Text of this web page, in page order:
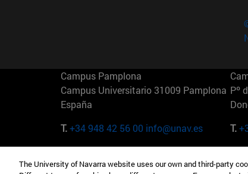
Campus Pamplona
Campus Universitario 31009 Pamplona
España
T.+34 948 42 56 00 info@unav.es
Pº
T.
Camino del Cerro Águila 3 28023
The University of Navarra website uses our own and third-party